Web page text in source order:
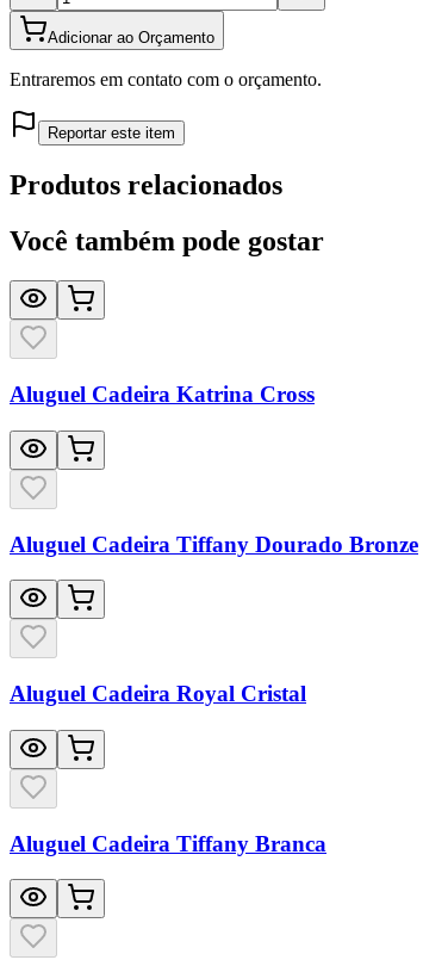
Adicionar ao Orçamento
Entraremos em contato com o orçamento.
Reportar este item
Produtos relacionados
Você também pode gostar
Aluguel Cadeira Katrina Cross
Aluguel Cadeira Tiffany Dourado Bronze
Aluguel Cadeira Royal Cristal
Aluguel Cadeira Tiffany Branca